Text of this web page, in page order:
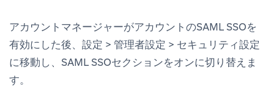
アカウントマネージャーがアカウントのSAML SSOを
有効にした後、 設定 > 管理者設定 > セキュリティ設定
に移動し、SAML SSOセクションをオンに切り替えま
す。